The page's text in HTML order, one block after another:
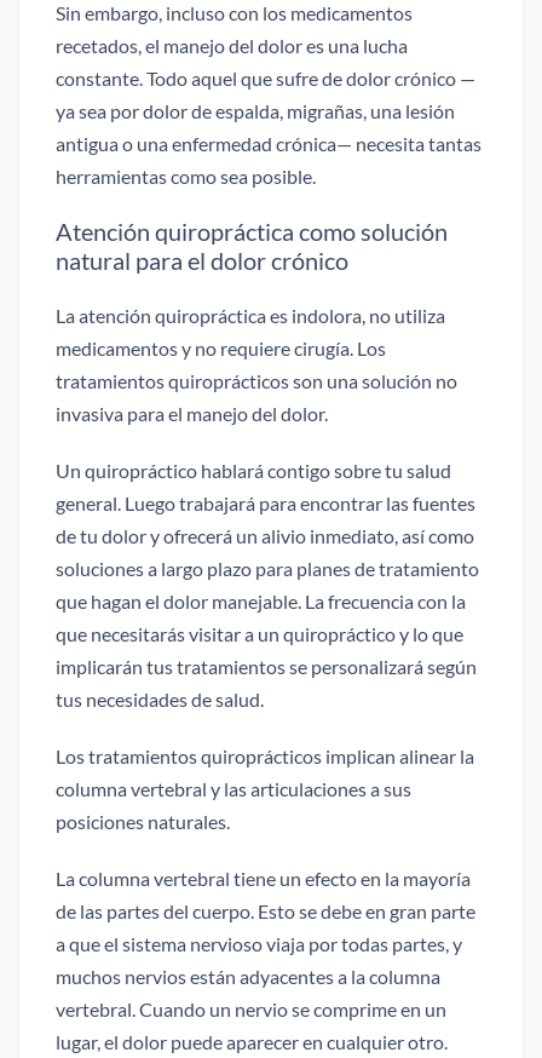
Sin embargo, incluso con los medicamentos
recetados, el manejo del dolor es una lucha
constante. Todo aquel que sufre de dolor crónico —
ya sea por dolor de espalda, migrañas, una lesión
antigua o una enfermedad crónica— necesita tantas
herramientas como sea posible.
Atención quiropráctica como solución
natural para el dolor crónico
La atención quiropráctica es indolora, no utiliza
medicamentos y no requiere cirugía. Los
tratamientos quiroprácticos son una solución no
invasiva para el manejo del dolor.
Un quiropráctico hablará contigo sobre tu salud
general. Luego trabajará para encontrar las fuentes
de tu dolor y ofrecerá un alivio inmediato, así como
soluciones a largo plazo para planes de tratamiento
que hagan el dolor manejable. La frecuencia con la
que necesitarás visitar a un quiropráctico y lo que
implicarán tus tratamientos se personalizará según
tus necesidades de salud.
Los tratamientos quiroprácticos implican alinear la
columna vertebral y las articulaciones a sus
posiciones naturales.
La columna vertebral tiene un efecto en la mayoría
de las partes del cuerpo. Esto se debe en gran parte
a que el sistema nervioso viaja por todas partes, y
muchos nervios están adyacentes a la columna
vertebral. Cuando un nervio se comprime en un
lugar, el dolor puede aparecer en cualquier otro.